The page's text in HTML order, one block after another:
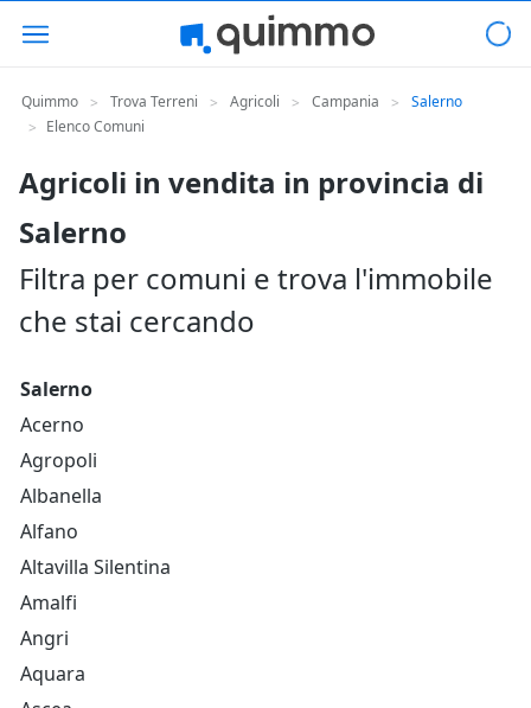
Quimmo > Trova Terreni > Agricoli > Campania >
Salerno
> Elenco Comuni
Agricoli in vendita in provincia di
Salerno
Filtra per comuni e trova l'immobile
che stai cercando
Salerno
Acerno
Agropoli
Albanella
Alfano
Altavilla Silentina
Amalfi
Angri
Aquara